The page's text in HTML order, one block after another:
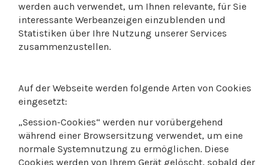
werden auch verwendet, um Ihnen relevante, für Sie
interessante Werbeanzeigen einzublenden und
Statistiken über Ihre Nutzung unserer Services
zusammenzustellen.
Auf der Webseite werden folgende Arten von Cookies
eingesetzt:
„Session-Cookies“ werden nur vorübergehend
während einer Browsersitzung verwendet, um eine
normale Systemnutzung zu ermöglichen. Diese
Cookies werden von Ihrem Gerät gelöscht, sobald der